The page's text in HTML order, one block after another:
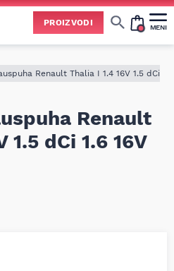
PROIZVODI MENI
Renault Thalia I 1.4 16V 1.5 dCi
Renault
1.5 dCi 1.6 16V